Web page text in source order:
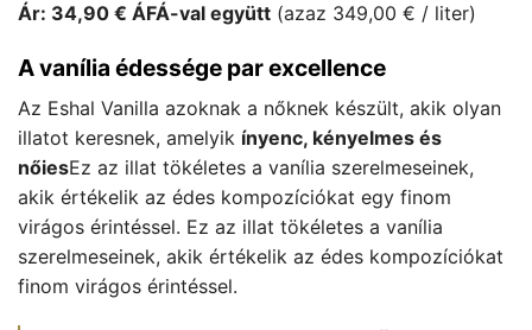
Ár: 34,90 € ÁFÁ-val együtt (azaz 349,00 € / liter)
A vanília édessége par excellence
Az Eshal Vanilla azoknak a nőknek készült, akik olyan
illatot keresnek, amelyik ínyenc, kényelmes és
nőiesEz az illat tökéletes a vanília szerelmeseinek,
akik értékelik az édes kompozíciókat egy finom
virágos érintéssel. Ez az illat tökéletes a vanília
szerelmeseinek, akik értékelik az édes kompozíciókat
finom virágos érintéssel.